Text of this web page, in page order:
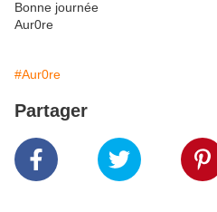
Bonne journée
Aur0re
#Aur0re
Partager